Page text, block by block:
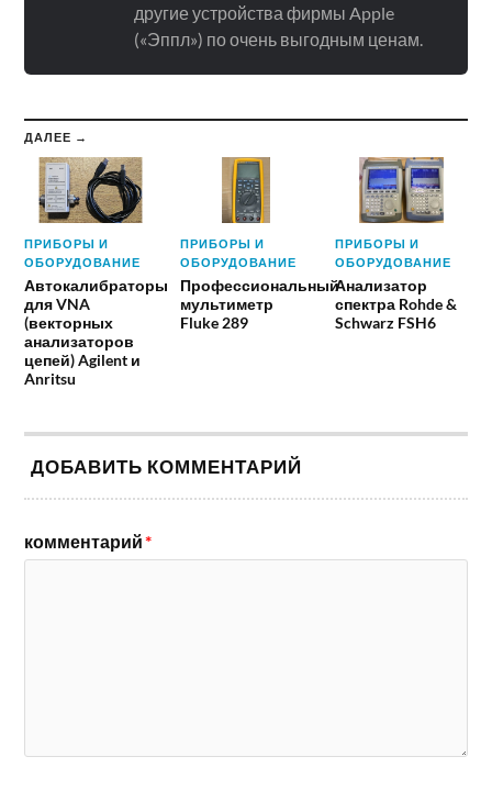
другие устройства фирмы Apple
(«Эппл») по очень выгодным ценам.
ДАЛЕЕ →
ПРИБОРЫ И
ОБОРУДОВАНИЕ
Автокалибраторы
для VNA
(векторных
анализаторов
цепей) Agilent и
Anritsu
ПРИБОРЫ И
ОБОРУДОВАНИЕ
Профессиональный
мультиметр
Fluke 289
ПРИБОРЫ И
ОБОРУДОВАНИЕ
Анализатор
спектра Rohde &
Schwarz FSH6
ДОБАВИТЬ КОММЕНТАРИЙ
комментарий*